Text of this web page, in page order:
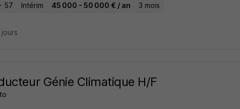
57 Intérim 45 000 - 50 000 € / an 3 mois
Génie Climatique H/F